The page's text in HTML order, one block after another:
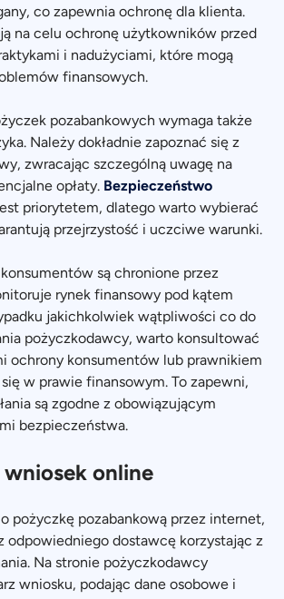
co zapewnia ochronę dla klienta.
na celu ochronę użytkowników przed
i nadużyciami, które mogą
finansowych.
pozabankowych wymaga także
Należy dokładnie zapoznać się z
zwracając szczególną uwagę na
opłaty. Bezpieczeństwo
priorytetem, dlatego warto wybierać
przejrzystość i uczciwe warunki.
są chronione przez
rynek finansowy pod kątem
jakichkolwiek wątpliwości co do
pożyczkodawcy, warto konsultować
ochrony konsumentów lub prawnikiem
w prawie finansowym. To zapewni,
są zgodne z obowiązującym
bezpieczeństwa.
wniosek online
pożyczkę pozabankową przez internet,
odpowiedniego dostawcę korzystając z
Na stronie pożyczkodawcy
wniosku, podając dane osobowe i